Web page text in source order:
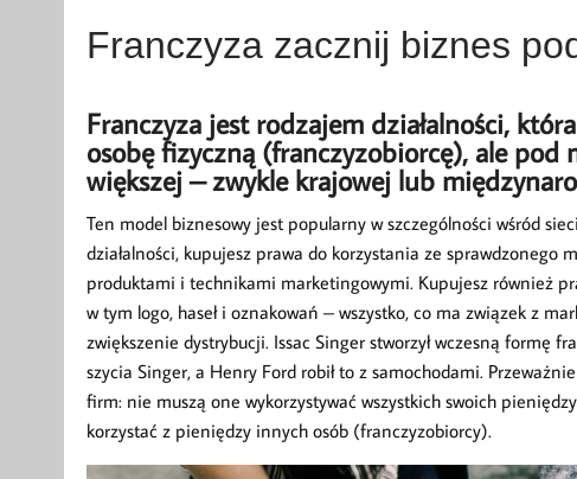
Franczyza zacznij biznes
Franczyza jest rodzajem działalności,
osobę fizyczną (franczyzobiorcę), ale
większej – zwykle krajowej lub
Ten model biznesowy jest popularny w szczególności wśród
działalności, kupujesz prawa do korzystania ze sprawdzonego
produktami i technikami marketingowymi. Kupujesz również
w tym logo, haseł i oznakowań – wszystko, co ma związek z
zwiększenie dystrybucji. Issac Singer stworzył wczesną formę
szycia Singer, a Henry Ford robił to z samochodami.
firm: nie muszą one wykorzystywać wszystkich swoich
korzystać z pieniędzy innych osób (franczyzobiorcy).